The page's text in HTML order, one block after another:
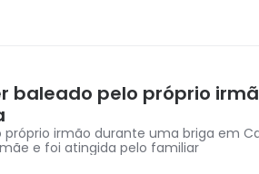
baleado pelo próprio
irmão durante uma briga em
e foi atingida pelo familiar